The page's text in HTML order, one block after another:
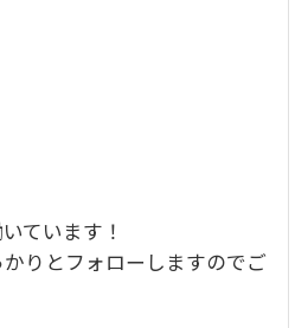
ています！
りとフォローしますのでご